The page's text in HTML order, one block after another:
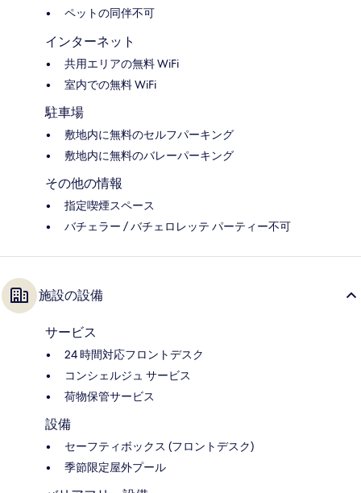
ペットの同伴不可
インターネット
共用エリアの無料 WiFi
室内での無料 WiFi
駐車場
敷地内に無料のセルフパーキング
敷地内に無料のバレーパーキング
その他の情報
指定喫煙スペース
バチェラー / バチェロレッテ パーティー不可
施設の設備
サービス
24 時間対応フロントデスク
コンシェルジュ サービス
荷物保管サービス
設備
セーフティボックス (フロントデスク)
季節限定屋外プール